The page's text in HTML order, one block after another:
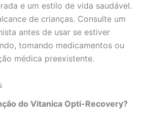
e um estilo de vida saudável.
de crianças. Consulte um
antes de usar se estiver
tomando medicamentos ou
médica preexistente.
do Vitanica Opti-Recovery?